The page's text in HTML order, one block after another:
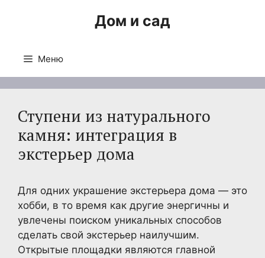
Дом и сад
Меню
Ступени из натурального
камня: интеграция в
экстерьер дома
Для одних украшение экстерьера дома — это
хобби, в то время как другие энергичны и
увлечены поиском уникальных способов
сделать свой экстерьер наилучшим.
Открытые площадки являются главной